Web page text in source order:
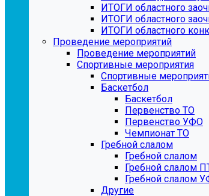
ИТОГИ областного
ИТОГИ областного
ИТОГИ областного
Проведение мероприятий
Проведение мероприятий
Спортивные мероприятия
Спортивные
Баскетбол
Баскетбол
Первенство ТО
Первенство УФО
Чемпионат ТО
Гребной слалом
Гребной слалом
Гребной слалом
Гребной слалом
Другие